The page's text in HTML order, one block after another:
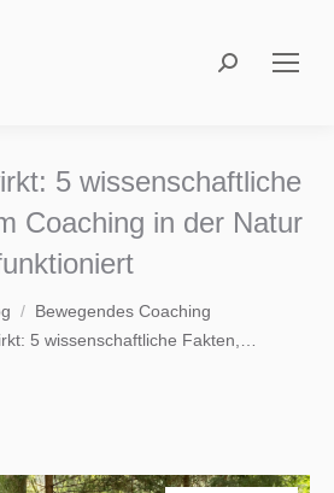
Search:
5 wissenschaftliche
Coaching in der Natur
Bewegendes Coaching
5 wissenschaftliche Fakten,…